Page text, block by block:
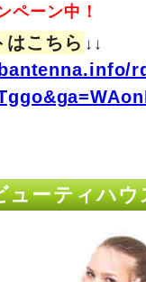
ペーン中！
はこちら ↓↓
ューティハ